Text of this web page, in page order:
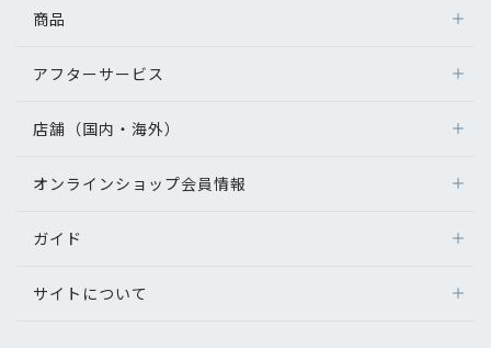
商品
アフターサービス
店舗（国内・海外）
オンラインショップ会員情報
ガイド
サイトについて